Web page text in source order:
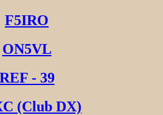
F5IRO
ON5VL
REF - 39
(Club DX)